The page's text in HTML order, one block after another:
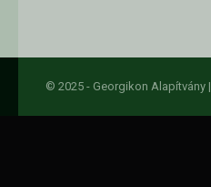
© 2025 - Georgikon Alapítvány |